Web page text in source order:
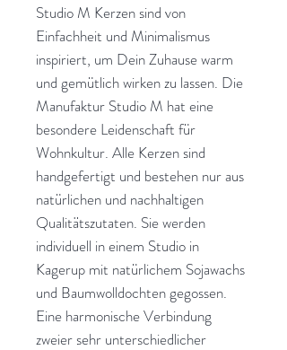
Studio M Kerzen sind von
Einfachheit und Minimalismus
inspiriert, um Dein Zuhause warm
und gemütlich wirken zu lassen. Die
Manufaktur Studio M hat eine
besondere Leidenschaft für
Wohnkultur. Alle Kerzen sind
handgefertigt und bestehen nur aus
natürlichen und nachhaltigen
Qualitätszutaten. Sie werden
individuell in einem Studio in
Kagerup mit natürlichem Sojawachs
und Baumwolldochten gegossen.
Eine harmonische Verbindung
zweier sehr unterschiedlicher